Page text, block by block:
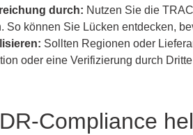
durch: Nutzen Sie die
So können Sie Lücken entdecken,
Sollten Regionen oder
oder eine Verifizierung durch
Compliance